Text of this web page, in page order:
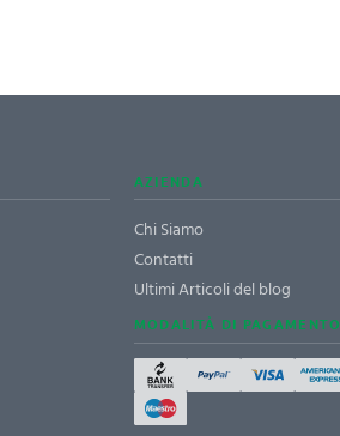
AZIENDA
Chi Siamo
Contatti
Ultimi Articoli del blog
MODALITÀ DI PAGAMENTO